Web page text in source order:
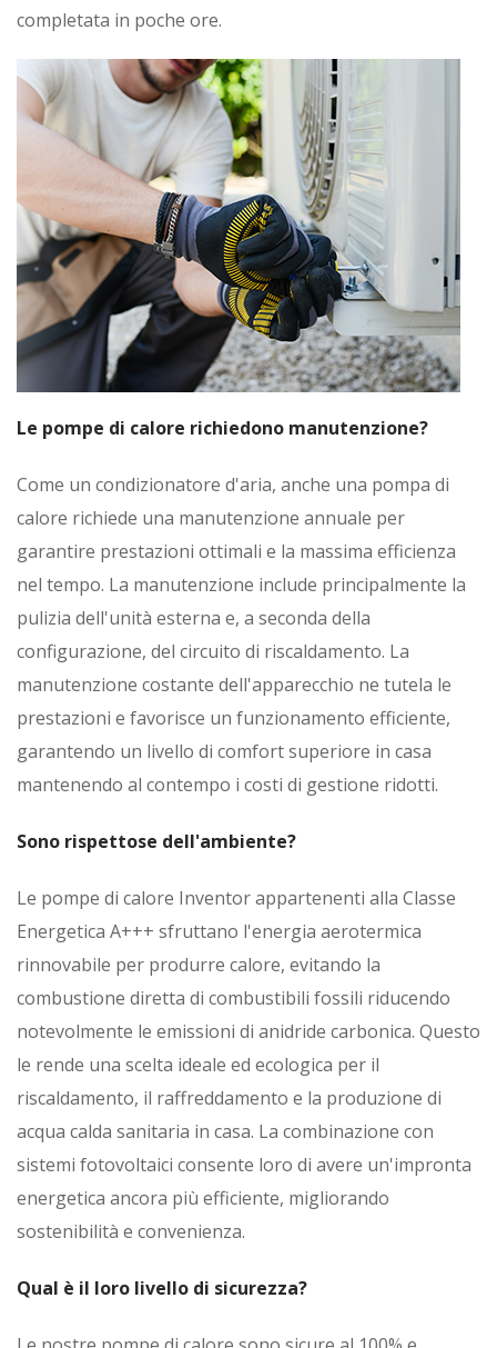
completata in poche ore.
Le pompe di calore richiedono manutenzione?
Come un condizionatore d'aria, anche una pompa di
calore richiede una manutenzione annuale per
garantire prestazioni ottimali e la massima efficienza
nel tempo. La manutenzione include principalmente la
pulizia dell'unità esterna e, a seconda della
configurazione, del circuito di riscaldamento. La
manutenzione costante dell'apparecchio ne tutela le
prestazioni e favorisce un funzionamento efficiente,
garantendo un livello di comfort superiore in casa
mantenendo al contempo i costi di gestione ridotti.
Sono rispettose dell'ambiente?
Le pompe di calore Inventor appartenenti alla Classe
Energetica A+++ sfruttano l'energia aerotermica
rinnovabile per produrre calore, evitando la
combustione diretta di combustibili fossili riducendo
notevolmente le emissioni di anidride carbonica. Questo
le rende una scelta ideale ed ecologica per il
riscaldamento, il raffreddamento e la produzione di
acqua calda sanitaria in casa. La combinazione con
sistemi fotovoltaici consente loro di avere un'impronta
energetica ancora più efficiente, migliorando
sostenibilità e convenienza.
Qual è il loro livello di sicurezza?